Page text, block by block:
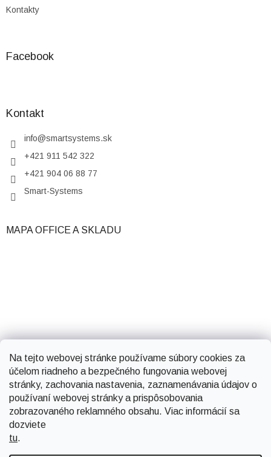
Na tejto webovej stránke používame súbory cookies za
účelom riadneho a bezpečného fungovania webovej
stránky, zachovania nastavenia, zaznamenávania údajov o
používaní webovej stránky a prispôsobovania
zobrazovaného reklamného obsahu. Viac informácií sa
dozviete
tu.
Kontakty
Facebook
Kontakt
info@smartsystems.sk
+421 911 542 322
+421 904 06 88 77
Smart-Systems
MAPA OFFICE A SKLADU